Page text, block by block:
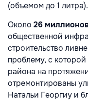
(объемом до 1 литра).
Около 26
общественной
строительство
проблему, с
района на
отремонтированы
Натальи Георгиу и